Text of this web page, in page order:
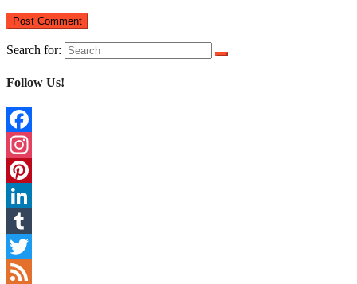
Search for:
Follow Us!
Facebook
Instagram
Pinterest
LinkedIn
Tumblr
Twitter